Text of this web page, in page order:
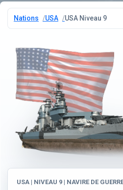
Nations USA USA Niveau 9
USA | NIVEAU 9 | NAVIRE DE